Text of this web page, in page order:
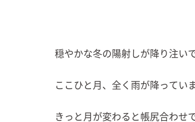
穏やかな冬の陽射しが降り注い
ここひと月、全く雨が降ってい
きっと月が変わると帳尻合わせ